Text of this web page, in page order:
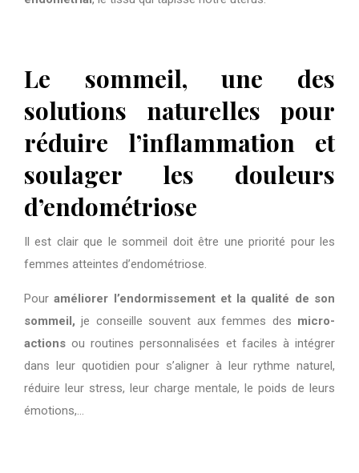
Le sommeil, une des
solutions naturelles pour
réduire l’inflammation et
soulager les douleurs
d’endométriose
Il est clair que le sommeil doit être une priorité pour les
femmes atteintes d’endométriose.
Pouraméliorer l’endormissement et la qualité de son
sommeil, je conseille souvent aux femmes des micro-
actions ou routines personnalisées et faciles à intégrer
dans leur quotidien pour s’aligner à leur rythme naturel,
réduire leur stress, leur charge mentale, le poids de leurs
émotions,…